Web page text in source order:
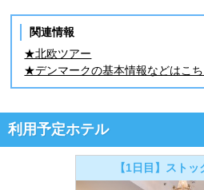
関連情報
★北欧ツアー
★デンマークの基本情報などはこち
利用予定ホテル
【1日目】スト